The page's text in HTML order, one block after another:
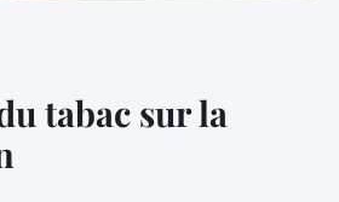
tabac sur la